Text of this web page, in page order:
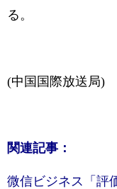
る。
(中国国際放送局)
関連記事：
微信ビジネス「評